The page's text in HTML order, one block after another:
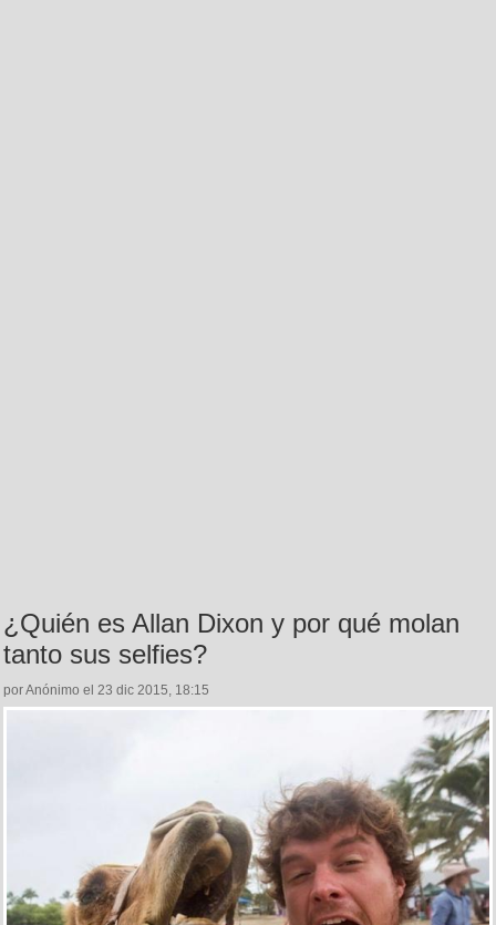
¿Quién es Allan Dixon y por qué molan
tanto sus selfies?
por Anónimo el 23 dic 2015, 18:15